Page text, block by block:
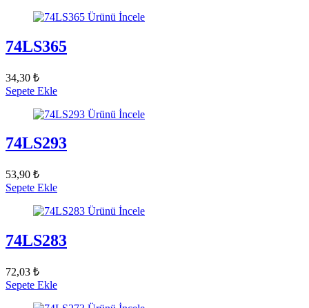
Ürünü İncele
74LS365
34,30 ₺
Sepete Ekle
Ürünü İncele
74LS293
53,90 ₺
Sepete Ekle
Ürünü İncele
74LS283
72,03 ₺
Sepete Ekle